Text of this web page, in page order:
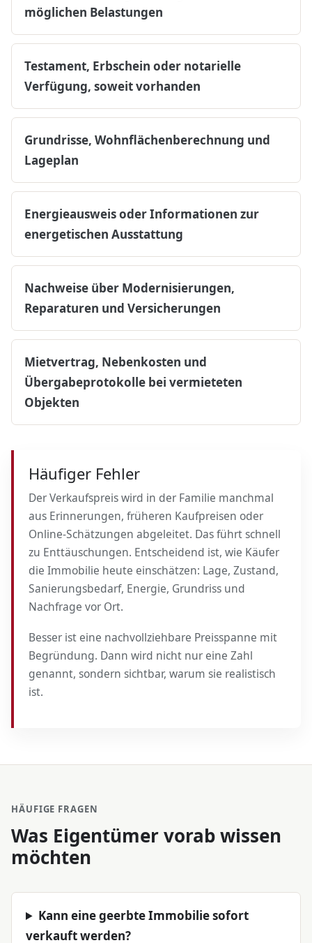
möglichen Belastungen
Testament, Erbschein oder notarielle
Verfügung, soweit vorhanden
Grundrisse, Wohnflächenberechnung und
Lageplan
Energieausweis oder Informationen zur
energetischen Ausstattung
Nachweise über Modernisierungen,
Reparaturen und Versicherungen
Mietvertrag, Nebenkosten und
Übergabeprotokolle bei vermieteten
Objekten
Häufiger Fehler
Der Verkaufspreis wird in der Familie manchmal
aus Erinnerungen, früheren Kaufpreisen oder
Online-Schätzungen abgeleitet. Das führt schnell
zu Enttäuschungen. Entscheidend ist, wie Käufer
die Immobilie heute einschätzen: Lage, Zustand,
Sanierungsbedarf, Energie, Grundriss und
Nachfrage vor Ort.
Besser ist eine nachvollziehbare Preisspanne mit
Begründung. Dann wird nicht nur eine Zahl
genannt, sondern sichtbar, warum sie realistisch
ist.
HÄUFIGE FRAGEN
Was Eigentümer vorab wissen
möchten
Kann eine geerbte Immobilie sofort
verkauft werden?